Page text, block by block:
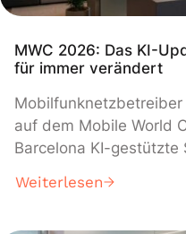
MWC 2026: Das KI-
für immer verändert
auf dem Mobile World
Barcelona KI-
unterstrichen damit
Weiterlesen